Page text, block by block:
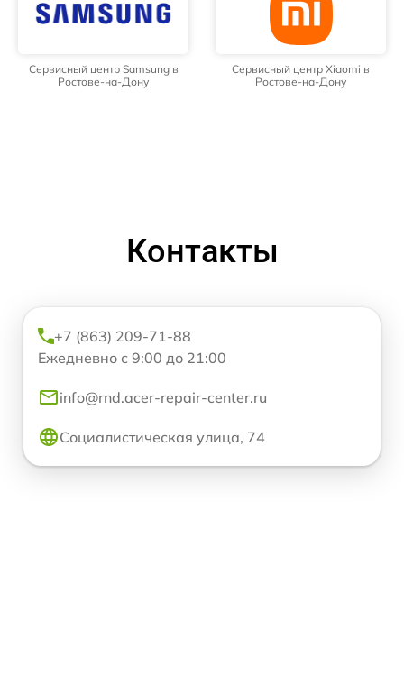
Сервисный центр Samsung в
Ростове-на-Дону
Сервисный центр Xiaomi в
Ростове-на-Дону
Контакты
+7 (863) 209-71-88
Ежедневно с 9:00 до 21:00
info@rnd.acer-repair-center.ru
Социалистическая улица, 74